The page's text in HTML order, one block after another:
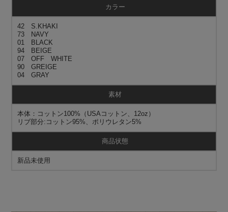
カラー
42 S.KHAKI
73 NAVY
01 BLACK
94 BEIGE
07 OFF WHITE
90 GREIGE
04 GRAY
素材
本体：コットン100%（USAコットン、12oz）
リブ部分:コットン95%、ポリウレタン5%
商品状態
新品未使用